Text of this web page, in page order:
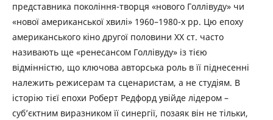
представника покоління-творця «нового Голлівуду» чи
«нової американської хвилі» 1960–1980-х рр. Цю епоху
американського кіно другої половини ХХ ст. часто
називають ще «ренесансом Голлівуду» із тією
відмінністю, що ключова авторська роль в її піднесенні
належить режисерам та сценаристам, а не студіям. В
історію тієї епохи Роберт Редфорд увійде лідером –
суб’єктним виразником її синергії, позаяк він не тільки,